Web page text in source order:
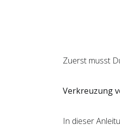
Zuerst musst
Verkreuzung
In dieser